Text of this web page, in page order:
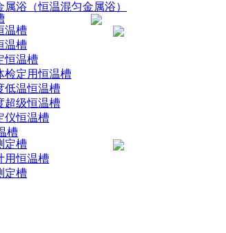
属浴（恒温混匀金属浴）
温槽
温槽
恒温槽
检定用恒温槽
低温恒温槽
超级恒温槽
仪恒温槽
槽
定槽
用恒温槽
定槽